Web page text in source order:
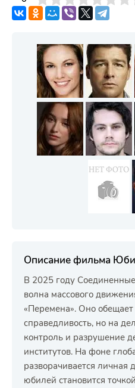
Описание фильма
В 2025 году
волна массового
«Перемена». Оно
справедливость, но на
контроль и разрушение
институтов. На фоне
разворачивается личная
юбилей становится